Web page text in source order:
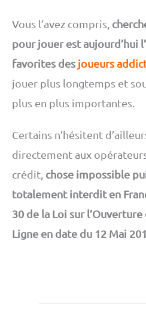
Vous l’avez compris,
pour jouer est aujourd’hui
favorites des joueurs
jouer plus longtemps et
plus en plus importantes.
Certains n’hésitent
directement aux
crédit, chose impossible
totalement interdit en
30 de la Loi sur
Ligne en date du 12 Mai